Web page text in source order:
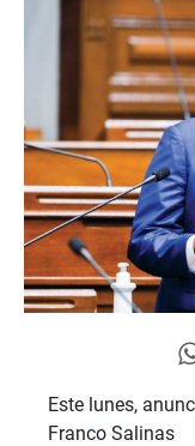
Este lunes,
Franco Salinas